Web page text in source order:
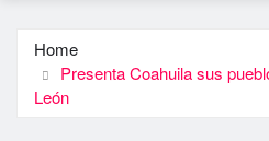
Home
Presenta Coahuila sus
León